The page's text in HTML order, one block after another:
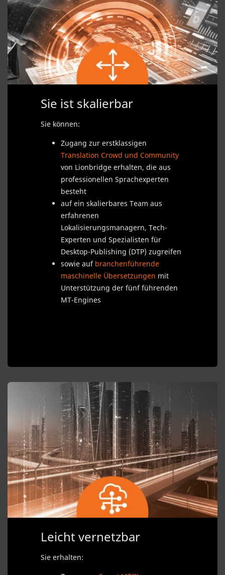
Sie ist skalierbar
Sie können:
Zugang zur erstklassigen
Translation Crowd und Community
von Lionbridge erhalten, die aus
professionellen Sprachexperten
besteht
auf ein skalierbares Team aus
erfahrenen
Lokalisierungsmanagern, Tech-
Experten und Spezialisten für
Desktop-Publishing (DTP) zugreifen
sowie auf branchenführende
maschinelle Übersetzungen mit
Unterstützung der fünf führenden
MT-Engines
Leicht vernetzbar
Sie erhalten: